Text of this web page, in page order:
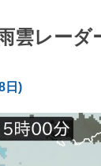
雲レーダ
日)